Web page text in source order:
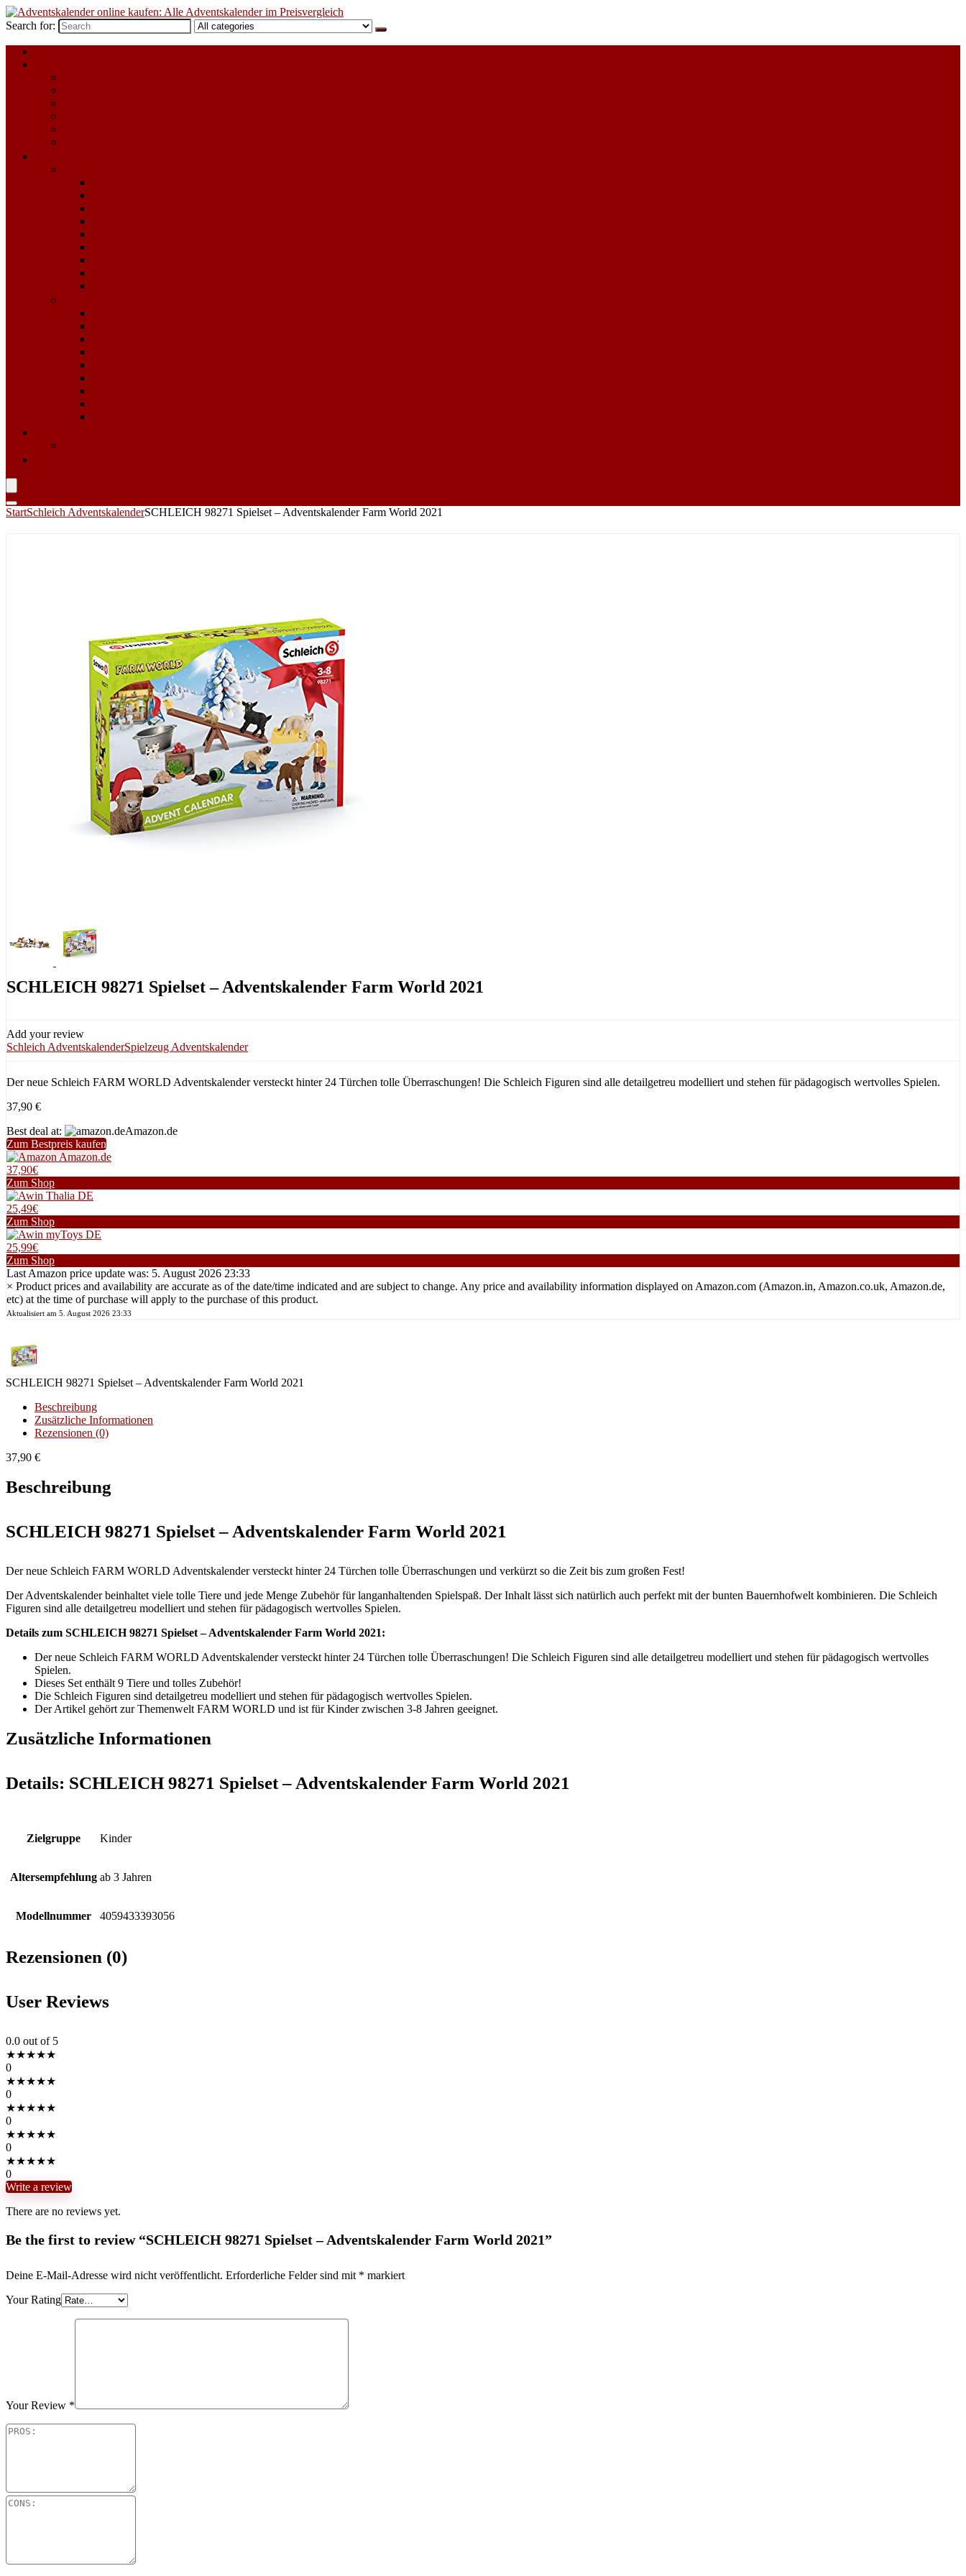
Search for:
StartSchleich AdventskalenderSCHLEICH 98271 Spielset – Adventskalender Farm World 2021
SCHLEICH 98271 Spielset – Adventskalender Farm World 2021
Add your review
Schleich AdventskalenderSpielzeug Adventskalender
Der neue Schleich FARM WORLD Adventskalender versteckt hinter 24 Türchen tolle Überraschungen! Die Schleich Figuren sind alle detailgetreu modelliert und stehen für pädagogisch wertvolles Spielen.
37,90 €
Best deal at:
Amazon.de
Zum Bestpreis kaufen
Amazon.de
37,90€
Zum Shop
Thalia DE
25,49€
Zum Shop
myToys DE
25,99€
Zum Shop
Last Amazon price update was: 5. August 2026 23:33
× Product prices and availability are accurate as of the date/time indicated and are subject to change. Any price and availability information displayed on Amazon.com (Amazon.in, Amazon.co.uk, Amazon.de,
etc) at the time of purchase will apply to the purchase of this product.
Aktualisiert am 5. August 2026 23:33
SCHLEICH 98271 Spielset – Adventskalender Farm World 2021
Beschreibung
Zusätzliche Informationen
Rezensionen (0)
37,90 €
Beschreibung
SCHLEICH 98271 Spielset – Adventskalender Farm World 2021
Der neue Schleich FARM WORLD Adventskalender versteckt hinter 24 Türchen tolle Überraschungen und verkürzt so die Zeit bis zum großen Fest!
Der Adventskalender beinhaltet viele tolle Tiere und jede Menge Zubehör für langanhaltenden Spielspaß. Der Inhalt lässt sich natürlich auch perfekt mit der bunten Bauernhofwelt kombinieren. Die Schleich
Figuren sind alle detailgetreu modelliert und stehen für pädagogisch wertvolles Spielen.
Details zum SCHLEICH 98271 Spielset – Adventskalender Farm World 2021:
Der neue Schleich FARM WORLD Adventskalender versteckt hinter 24 Türchen tolle Überraschungen! Die Schleich Figuren sind alle detailgetreu modelliert und stehen für pädagogisch wertvolles
Spielen.
Dieses Set enthält 9 Tiere und tolles Zubehör!
Die Schleich Figuren sind detailgetreu modelliert und stehen für pädagogisch wertvolles Spielen.
Der Artikel gehört zur Themenwelt FARM WORLD und ist für Kinder zwischen 3-8 Jahren geeignet.
Zusätzliche Informationen
Details: SCHLEICH 98271 Spielset – Adventskalender Farm World 2021
Zielgruppe Kinder
Altersempfehlung ab 3 Jahren
Modellnummer 4059433393056
Rezensionen (0)
User Reviews
0.0 out of 5
★★★★★
0
★★★★★
0
★★★★★
0
★★★★★
0
★★★★★
0
Write a review
There are no reviews yet.
Be the first to review “SCHLEICH 98271 Spielset – Adventskalender Farm World 2021”
Deine E-Mail-Adresse wird nicht veröffentlicht. Erforderliche Felder sind mit * markiert
Your Rating
Your Review *